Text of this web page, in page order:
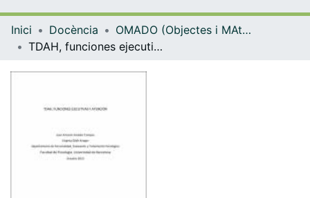
Navega per tot el DD
Inici Docència
OMADO (Objectes i MAterials DOcents)
TDAH, funciones ejecutivas y atención